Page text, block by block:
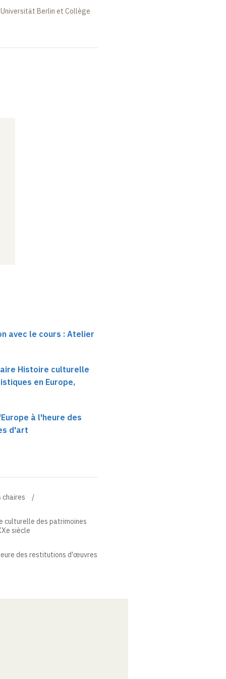
Berlin et Collège
avec le cours : Atelier
Histoire culturelle
en Europe,
à l'heure des
d'art
chaires
culturelle des patrimoines
siècle
des restitutions d'œuvres